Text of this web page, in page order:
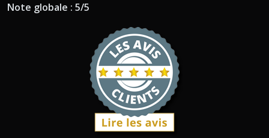
Note globale : 5/5